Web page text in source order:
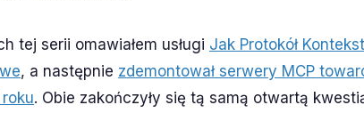
tej serii omawiałem usługi Jak Protokół
, a następnie zdemontował serwery MCP
. Obie zakończyły się tą samą otwartą